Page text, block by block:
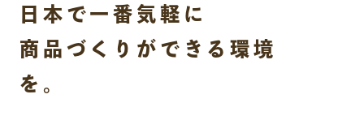
日本で一番気軽に
商品づくりができる環境
を。